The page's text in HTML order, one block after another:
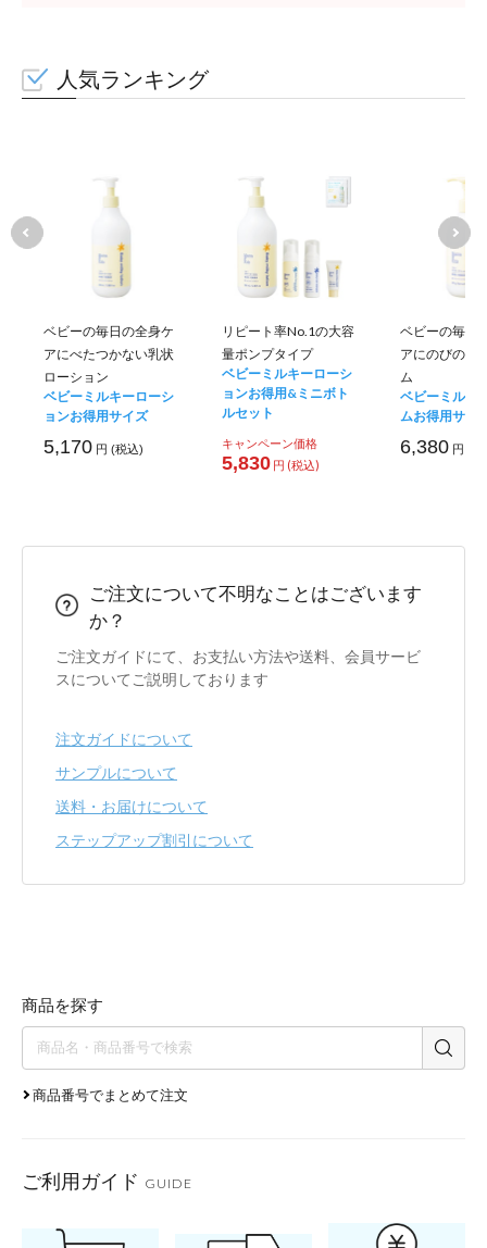
人気ランキング
ベビーの毎日の全身ケ
アにべたつかない乳状
ローション
ベビーミルキーローシ
ョンお得用サイズ
5,170 円 (税込)
リピート率No.1の大容
量ポンプタイプ
ベビーミルキーローシ
ョンお得用&ミニボト
ルセット
キャンペーン価格
5,830 円 (税込)
ベビーの毎日
アにのびのい
ム
ベビーミルキ
ムお得用サイ
6,380 円 (税
ご注文について不明なことはございます
か？
ご注文ガイドにて、お支払い方法や送料、会員サービ
スについてご説明しております
注文ガイドについて
サンプルについて
送料・お届けについて
ステップアップ割引について
商品を探す
商品番号でまとめて注文
ご利用ガイド GUIDE